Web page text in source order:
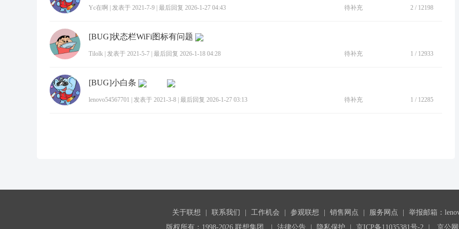
Yc在啊 发表于 2021-7-9 最后回复 2026-1-27 04:43 待补充 2 / 12198
[BUG]状态栏WiFi图标有问题
Tilolk 发表于 2021-5-7 最后回复 2026-1-18 04:28 待补充 1 / 12933
[BUG]小白条
lenovo54567701 发表于 2021-3-8 最后回复 2026-1-27 03:13 待补充 1 / 12285
关于联想 联系我们 工作机会 参观联想 销售网点 服务网点
举报邮箱：
版权所有：1998-2026 联想集团
法律公告 隐私保护 京ICP备11035381号-2 京公